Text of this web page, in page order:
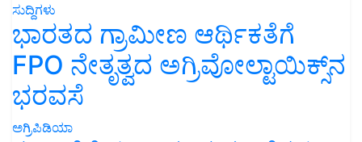
ಸುದ್ದಿಗಳು
ಭಾರತದ ಗ್ರಾಮೀಣ ಆರ್ಥಿಕತೆಗೆ
FPO ನೇತೃತ್ವದ ಅಗ್ರಿವೋಲ್ಟಾಯಿಕ್ಸ್‌ನ
ಭರವಸೆ
ಅಗ್ರಿಪಿಡಿಯಾ